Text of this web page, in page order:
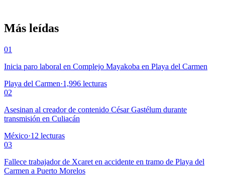
Más leídas
01
Inicia paro laboral en Complejo Mayakoba en Playa del Carmen
Playa del Carmen·1,996 lecturas
02
Asesinan al creador de contenido César Gastélum durante
transmisión en Culiacán
México·12 lecturas
03
Fallece trabajador de Xcaret en accidente en tramo de Playa del
Carmen a Puerto Morelos